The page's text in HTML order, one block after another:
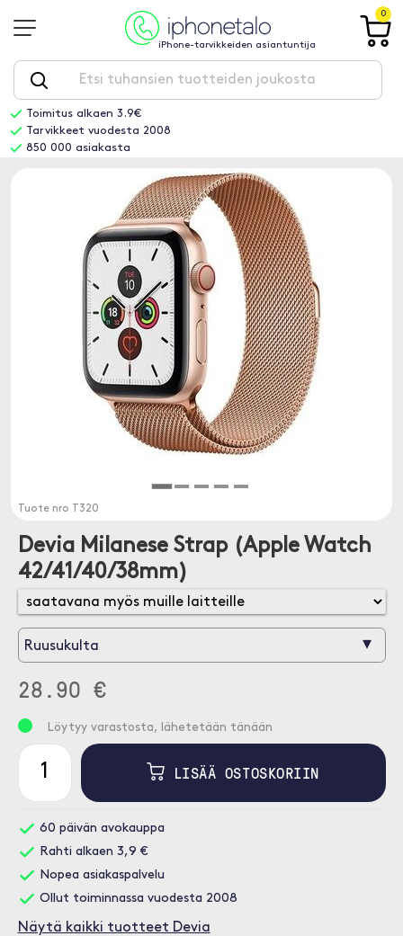
iPhone-tarvikkeiden asiantuntija
0
Toimitus alkaen 3.9€
Tarvikkeet vuodesta 2008
850 000 asiakasta
Tuote nro T320
Devia Milanese Strap (Apple Watch
42/41/40/38mm)
Ruusukulta ▾
28.90 €
Löytyy varastosta, lähetetään tänään
LISÄÄ OSTOSKORIIN
60 päivän avokauppa
Rahti alkaen 3,9 €
Nopea asiakaspalvelu
Ollut toiminnassa vuodesta 2008
Näytä kaikki tuotteet Devia